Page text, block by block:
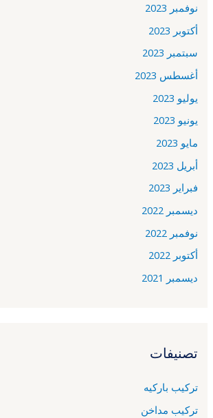
نوفمبر 2023
أكتوبر 2023
سبتمبر 2023
أغسطس 2023
يوليو 2023
يونيو 2023
مايو 2023
أبريل 2023
فبراير 2023
ديسمبر 2022
نوفمبر 2022
أكتوبر 2022
ديسمبر 2021
تصنيفات
تركيب باركيه
تركيب مداخن